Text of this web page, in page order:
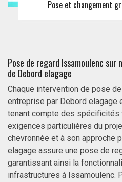
Pose et changement
Pose de regard Issamoulenc
de Debord elagage
Chaque intervention de pose
entreprise par Debord elagage
tenant compte des spécificités
exigences particulières du
chevronnée et à son approche
elagage assure une pose de
garantissant ainsi la
infrastructures à Issamoulenc.